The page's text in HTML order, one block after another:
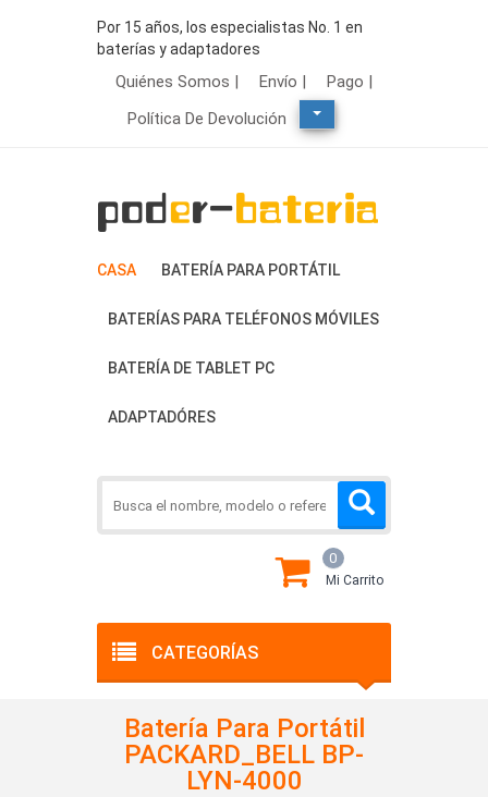
Por 15 años, los especialistas No. 1 en
baterías y adaptadores
Quiénes Somos | Envío |
Pago |
Política De Devolución
CASA BATERÍA PARA PORTÁTIL
BATERÍAS PARA TELÉFONOS MÓVILES
BATERÍA DE TABLET PC
ADAPTADÓRES
CATEGORÍAS
0
Mi Carrito
Batería Para Portátil
PACKARD_BELL BP-
LYN-4000